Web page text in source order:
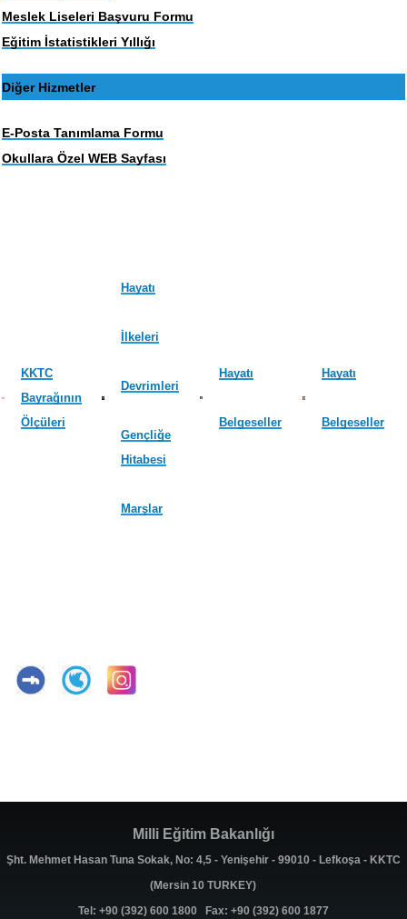
Meslek Liseleri Başvuru Formu
Eğitim İstatistikleri Yıllığı
Diğer Hizmetler
E-Posta Tanımlama Formu
Okullara Özel WEB Sayfası
KKTC
Bayrağının
Ölçüleri
Hayatı
İlkeleri
Devrimleri
Gençliğe
Hitabesi
Marşlar
Hayatı
Belgeseller
Hayatı
Belgeseller
Milli Eğitim Bakanlığı
Şht. Mehmet Hasan Tuna Sokak, No: 4,5 - Yenişehir - 99010 - Lefkoşa - KKTC
(Mersin 10 TURKEY)
Tel: +90 (392) 600 1800 Fax: +90 (392) 600 1877